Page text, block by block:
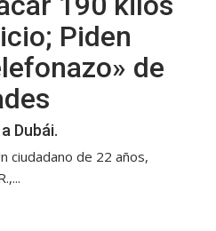
Piden
de
Dubái.
ciudadano de 22 años,